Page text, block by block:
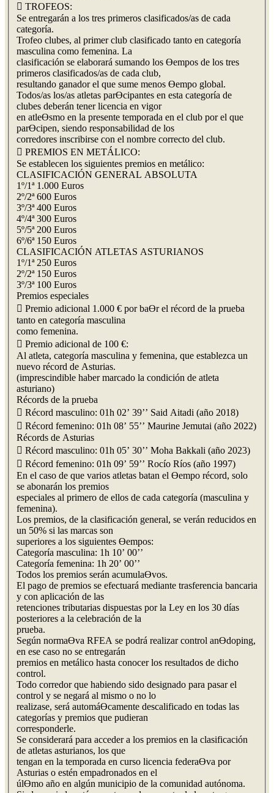
 TROFEOS:
Se entregarán a los tres primeros clasificados/as de cada
categoría.
Trofeo clubes, al primer club clasificado tanto en categoría
masculina como femenina. La
clasificación se elaborará sumando los Ɵempos de los tres
primeros clasificados/as de cada club,
resultando ganador el que sume menos Ɵempo global.
Todos/as los/as atletas parƟcipantes en esta categoría de
clubes deberán tener licencia en vigor
en atleƟsmo en la presente temporada en el club por el que
parƟcipen, siendo responsabilidad de los
corredores inscribirse con el nombre correcto del club.
 PREMIOS EN METÁLICO:
Se establecen los siguientes premios en metálico:
CLASIFICACIÓN GENERAL ABSOLUTA
1º/1ª 1.000 Euros
2º/2ª 600 Euros
3º/3ª 400 Euros
4º/4ª 300 Euros
5º/5ª 200 Euros
6º/6ª 150 Euros
CLASIFICACIÓN ATLETAS ASTURIANOS
1º/1ª 250 Euros
2º/2ª 150 Euros
3º/3ª 100 Euros
Premios especiales
 Premio adicional 1.000 € por baƟr el récord de la prueba
tanto en categoría masculina
como femenina.
 Premio adicional de 100 €:
Al atleta, categoría masculina y femenina, que establezca un
nuevo récord de Asturias.
(imprescindible haber marcado la condición de atleta
asturiano)
Récords de la prueba
 Récord masculino: 01h 02’ 39’’ Said Aitadi (año 2018)
 Récord femenino: 01h 08’ 55’’ Maurine Jemutai (año 2022)
Récords de Asturias
 Récord masculino: 01h 05’ 30’’ Moha Bakkali (año 2023)
 Récord femenino: 01h 09’ 59’’ Rocío Ríos (año 1997)
En el caso de que varios atletas batan el Ɵempo récord, solo
se abonarán los premios
especiales al primero de ellos de cada categoría (masculina y
femenina).
Los premios, de la clasificación general, se verán reducidos en
un 50% si las marcas son
superiores a los siguientes Ɵempos:
Categoría masculina: 1h 10’ 00’’
Categoría femenina: 1h 20’ 00’’
Todos los premios serán acumulaƟvos.
El pago de premios se efectuará mediante trasferencia bancaria
y con aplicación de las
retenciones tributarias dispuestas por la Ley en los 30 días
posteriores a la celebración de la
prueba.
Según normaƟva RFEA se podrá realizar control anƟdoping,
en ese caso no se entregarán
premios en metálico hasta conocer los resultados de dicho
control.
Todo corredor que habiendo sido designado para pasar el
control y se negará al mismo o no lo
realizase, será automáƟcamente descalificado en todas las
categorías y premios que pudieran
corresponderle.
Se considerará para acceder a los premios en la clasificación
de atletas asturianos, los que
tengan en la temporada en curso licencia federaƟva por
Asturias o estén empadronados en el
úlƟmo año en algún municipio de la comunidad autónoma.